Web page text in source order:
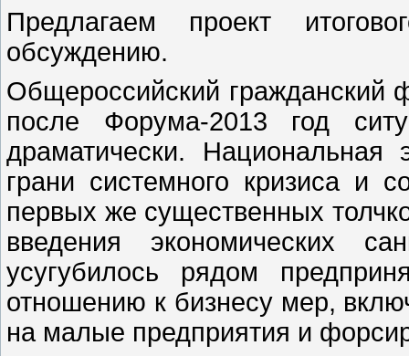
Предлагаем проект
обсуждению.
Общероссийский гражданский
после Форума-2013 год
драматически.
грани системного кризиса и
первых же существенных
введения экономических
усугубилось рядом
отношению к бизнесу мер,
на малые предприятия и